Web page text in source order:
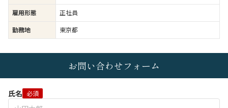
雇用形態
正社員
勤務地
東京都
お問い合わせフォーム
氏名 必須